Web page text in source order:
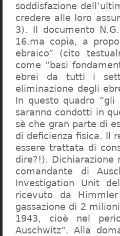
soddisfazione
credere alle loro
3). Il documento
16.ma copia, a
ebraico” (cito
come “basi
ebrei da tutti i
eliminazione degli
In questo quadro
saranno condotti in
sè che gran parte di
di deficienza fisica. Il
essere trattata di
dire?!). Dichiarazione
comandante di
Investigation Unit
ricevuto da
gassazione di 2
1943, cioè nel
Auschwitz”. Alla